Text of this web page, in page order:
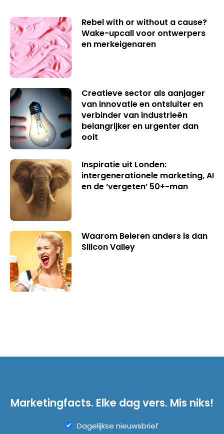
Rebel with or without a cause?
Wake-upcall voor ontwerpers
en merkeigenaren
Creatieve sector als aanjager
van innovatie en ontsluiter en
verbinder van industrieën
belangrijker en urgenter dan
ooit
Inspiratie uit Londen:
intergenerationele marketing, AI
en de ‘vergeten’ 50+-man
Waarom Beieren anders is dan
Silicon Valley
Marketingfacts. Elke dag vers. Mis niks!
Dagelijkse nieuwsbrief